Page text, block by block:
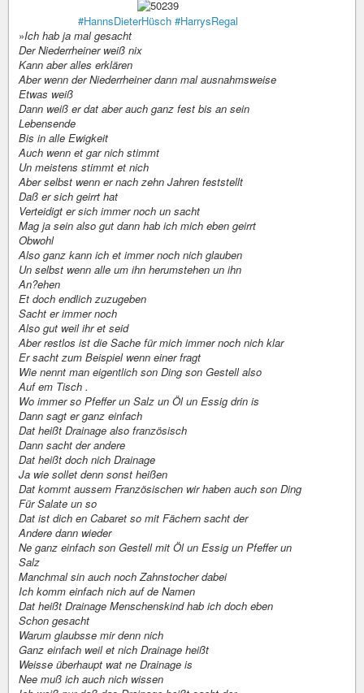
#HannsDieterHüsch #HarrysRegal
»Ich hab ja mal gesacht
Der Niederrheiner weiß nix
Kann aber alles erklären
Aber wenn der Niederrheiner dann mal ausnahmsweise
Etwas weiß
Dann weiß er dat aber auch ganz fest bis an sein
Lebensende
Bis in alle Ewigkeit
Auch wenn et gar nich stimmt
Un meistens stimmt et nich
Aber selbst wenn er nach zehn Jahren feststellt
Daß er sich geirrt hat
Verteidigt er sich immer noch un sacht
Mag ja sein also gut dann hab ich mich eben geirrt
Obwohl
Also ganz kann ich et immer noch nich glauben
Un selbst wenn alle um ihn herumstehen un ihn
An?ehen
Et doch endlich zuzugeben
Sacht er immer noch
Also gut weil ihr et seid
Aber restlos ist die Sache für mich immer noch nich klar
Er sacht zum Beispiel wenn einer fragt
Wie nennt man eigentlich son Ding son Gestell also
Auf em Tisch .
Wo immer so Pfeffer un Salz un Öl un Essig drin is
Dann sagt er ganz einfach
Dat heißt Drainage also französisch
Dann sacht der andere
Dat heißt doch nich Drainage
Ja wie sollet denn sonst heißen
Dat kommt aussem Französischen wir haben auch son Ding
Für Salate un so
Dat ist dich en Cabaret so mit Fächern sacht der
Andere dann wieder
Ne ganz einfach son Gestell mit Öl un Essig un Pfeffer un
Salz
Manchmal sin auch noch Zahnstocher dabei
Ich komm einfach nich auf de Namen
Dat heißt Drainage Menschenskind hab ich doch eben
Schon gesacht
Warum glaubsse mir denn nich
Ganz einfach weil et nich Drainage heißt
Weisse überhaupt wat ne Drainage is
Nee muß ich auch nich wissen